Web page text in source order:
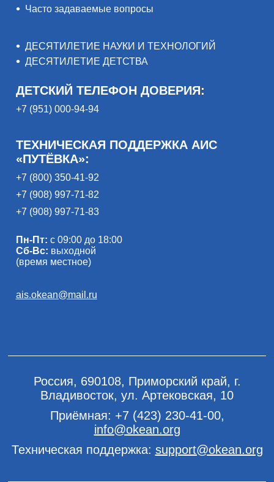
Часто задаваемые вопросы
ДЕСЯТИЛЕТИЕ НАУКИ И ТЕХНОЛОГИЙ
ДЕСЯТИЛЕТИЕ ДЕТСТВА
ДЕТСКИЙ ТЕЛЕФОН ДОВЕРИЯ:
+7 (951) 000-94-94
ТЕХНИЧЕСКАЯ ПОДДЕРЖКА АИС
«ПУТЁВКА»:
+7 (800) 350-41-92
+7 (908) 997-71-82
+7 (908) 997-71-83
Пн-Пт: с 09:00 до 18:00
Сб-Вс: выходной
(время местное)
ais.okean@mail.ru
Россия, 690108, Приморский край, г.
Владивосток, ул. Артековская, 10
Приёмная: +7 (423) 230-41-00,
info@okean.org
Техническая поддержка: support@okean.org